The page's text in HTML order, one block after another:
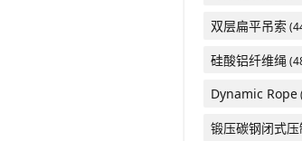
双层扁平吊索
硅酸铝纤维绳
Dynamic Rope
锻压碳钢闭式